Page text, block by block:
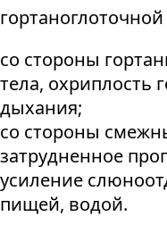
гортаноглоточной
со стороны
тела, охриплость
дыхания;
со стороны
затрудненное
усиление
пищей, водой.